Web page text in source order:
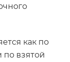
как по
взятой